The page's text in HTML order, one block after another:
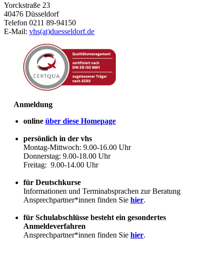
Yorckstraße 23
40476 Düsseldorf
Telefon 0211 89-94150
E-Mail: vhs(at)duesseldorf.de
Anmeldung
online über diese Homepage
persönlich in der vhs
Montag-Mittwoch: 9.00-16.00 Uhr
Donnerstag: 9.00-18.00 Uhr
Freitag: 9.00-14.00 Uhr
für Deutschkurse
Informationen und Terminabsprachen zur Beratung
Ansprechpartner*innen finden Sie hier.
für Schulabschlüsse besteht ein gesondertes
Anmeldeverfahren
Ansprechpartner*innen finden Sie hier.